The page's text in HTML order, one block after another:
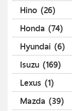
Hino (26)
Honda (74)
Hyundai (6)
Isuzu (169)
Lexus (1)
Mazda (39)